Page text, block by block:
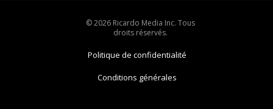
© 2026 Ricardo Media Inc. Tous
droits réservés.
Politique de confidentialité
Conditions générales